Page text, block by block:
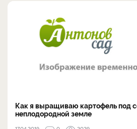
Как я выращиваю картофель под
неплодородной земле